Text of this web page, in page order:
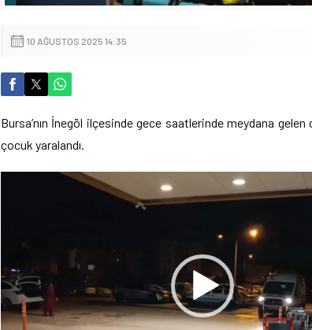
10 AĞUSTOS 2025 14:35
Bursa’nın İnegöl ilçesinde gece saatlerinde meydana
çocuk yaralandı.